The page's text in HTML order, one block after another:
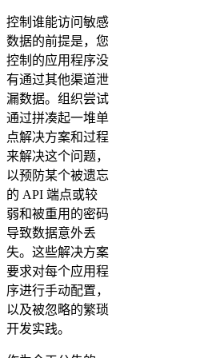
控制谁能访问敏感
数据的前提是，您
控制的应用程序没
有通过其他渠道泄
漏数据。组织尝试
通过拼凑起一堆单
点解决方案和过程
来解决这个问题，
以预防某个被遗忘
的 API 端点或较
弱和被重用的密码
导致数据意外丢
失。这些解决方案
要求对每个应用程
序进行手动配置，
以及被忽略的繁琐
开发实践。